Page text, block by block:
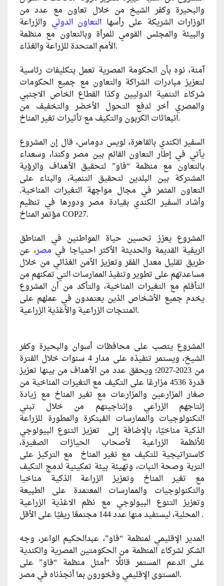
والبحيرة وكفر الشيخ من خلال تعاون مع عدد من
الوزارات الشريكة على رأسها التعاون الدولي والزراعة
والبيئة والمجلس القومي للمرأة وبالتعاون مع منظمة
الأمم المتحدة للزراعة والغذاء.
آمنة، نوه بأن الحكومة المصرية تعمل بتكليفات رئاسية
لتعزيز مبادرات الشراكة والتعاون مع جميع الحكومات
شركاء التنمية الدوليين وكذا القطاع الخاص الاجنبي
والمصري أخر لدفع التحول الأخضر والتخفيف من
انبعاثات الكربون والتكيف مع تأثيرات تغير المناخ.
السفير الكندي بالقاهرة، لويس دوماس، قال إن المشروع
يأتي في إطار التعاون القائم بين مصر وكندا، وسعداء
بالتعاون مع منظمة “فاو” لتحقيق الأهداف والرؤية
المشتركة بين البلدين لتحقيق التنمية، والبناء على
التعاون المثمر في مجال مواجهة التغيرات المناخية.
وأشاد السفير الكندي بقيادة مصر ودورها في تنظيم
مؤتمر المناخ COP27.
المشروع يعزز تحسين حياة المواطنين في المناطق
الريفية القديمة والحديثة الأكثر احتياجا في مصر، عن
طريق تقليل معدل الفقر وتعزيز الأمن الغذائي من خلال
مساعدتهم على تطوير وتنفيذ الممارسات التي تمكنهم من
التأقلم مع التغيرات المناخية، والتأكد من أن المشروع
يخدم جميع الأشخاص الذين يعتمدون في عملهم على
المنتجات الزراعية والأغذية الزراعية.
المشروع ينصب على محافظات أسوان والبحيرة وكفر
الشيخ، ويستمر تنفيذه على مدار 4 سنوات خلال الفترة
من 2023-2027؛ ويحقق عدد من الأهداف من بينها تعزيز
قدرة 4536 مزارعًا على التكيف مع التغيرات المناخية من
صغار المزارعين والمزارعات مع تغير المناخ مع زيادة
إنتاجهم الزراعي وإنتاجيتهم من خلال تبني
التكنولوجيات والممارسات المُبتكرة والمطورة للزراعة
الذكية مناخيًا، بالإضافة إلى تعزيز التنوع البيولوجي
للأنظمة الزراعية لأصحاب الحيازات الصغيرة،
كاستراتيجية للتكيف مع تغير المناخ مع التركيز على
التربة وصحة النبات، وتهيئة بيئة تمكينية لدمج التكيف
مع تغير المناخ وتعزيز الزراعة الذكية مناخيا
والتكنولوجيات والممارسات المعتمدة على الطبيعة
وتعزيز التنوع البيولوجي مع نظم الاغذية الزراعية
المحلية، ليستفيد منها عدد 144 مجتمعًا ريفيًا على الأقل .
المدير الإقليمي لمنظمة “فاو”، عبدالحكيم الواعر، وجه
الشكر لشركاء المنظمة من الحكومتين المصرية والكندية
على الدعم المستمر قائلًا “أمثل منظمة “فاو” على
المستوى الإقليمي وفخورون بما أنجذناه في مصر.